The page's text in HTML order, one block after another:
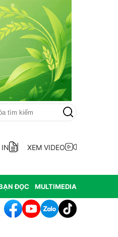
IN XEM VIDEO
ĐỌC MULTIMEDIA
trồng thủy sản thôn An Xuân